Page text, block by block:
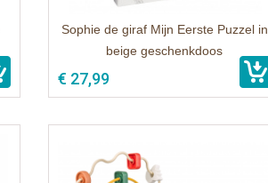
Sophie de giraf Mijn Eerste Puzzel in
beige geschenkdoos
€ 27,99